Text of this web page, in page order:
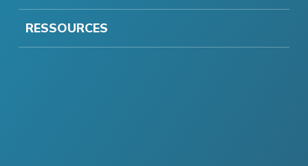
RESSOURCES